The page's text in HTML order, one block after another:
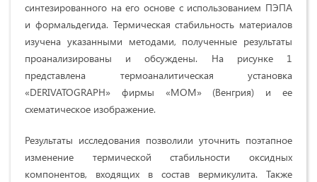
синтезированного на его основе с использованием ПЭПА
и формальдегида. Термическая стабильность материалов
изучена указанными методами, полученные результаты
проанализированы и обсуждены. На рисунке 1
представлена термоаналитическая установка
«DERIVATOGRAPH» фирмы «MOM» (Венгрия) и ее
схематическое изображение.
Результаты исследования позволили уточнить поэтапное
изменение термической стабильности оксидных
компонентов, входящих в состав вермикулита. Также